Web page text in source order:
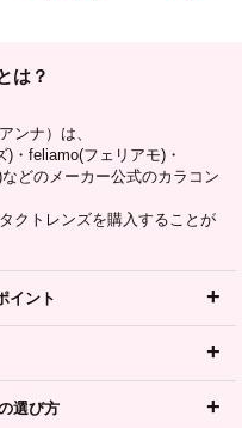
は？
ンナ）は、
・feliamo(フェリアモ)・
どのメーカー公式のカラコン
クトレンズを購入することが
イント
選び方